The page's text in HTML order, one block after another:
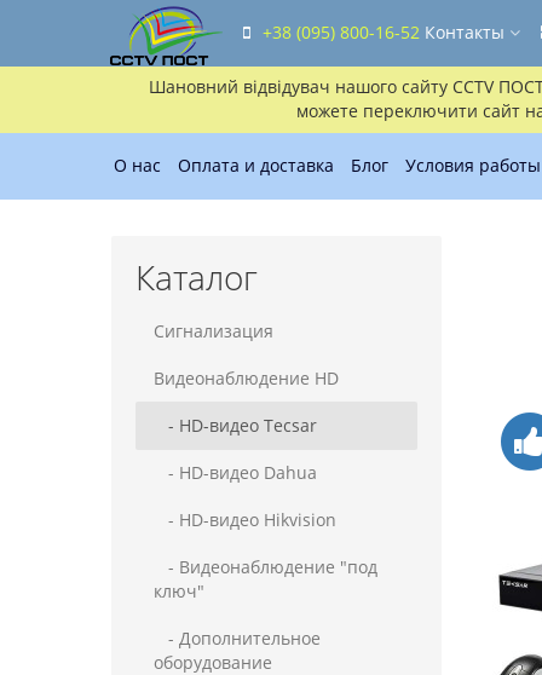
Шановний відвідувач нашого сайту CCTV
можете переключити сайт
+38 (095) 800-16-52 Контакты
О нас Оплата и доставка Блог Условия работы
Каталог
Сигнализация
Видеонаблюдение HD
- HD-видео Tecsar
- HD-видео Dahua
- HD-видео Hikvision
- Видеонаблюдение "под
ключ"
- Дополнительное
оборудование